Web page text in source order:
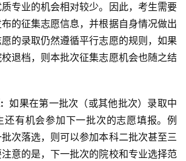
专业的机会相对较少。因此，考生需要
的征集志愿信息，并根据自身情况做出
的录取仍然遵循平行志愿的规则，如果
退档，则本批次征集志愿机会也随之结
如果在第一批次（或其他批次）录取中
还有机会参加下一批次的志愿填报。例
次落选，则可以参加本科二批次甚至三
意的是，下一批次的院校和专业选择范